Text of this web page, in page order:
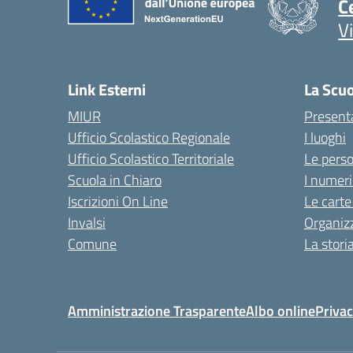
Link Esterni
MIUR
Ufficio Scolastico Regionale
Ufficio Scolastico Territoriale
Scuola in Chiaro
Iscrizioni On Line
Invalsi
Comune
La
I luoghi
Le
I
Le
La
Amministrazione TrasparenteAlbo online